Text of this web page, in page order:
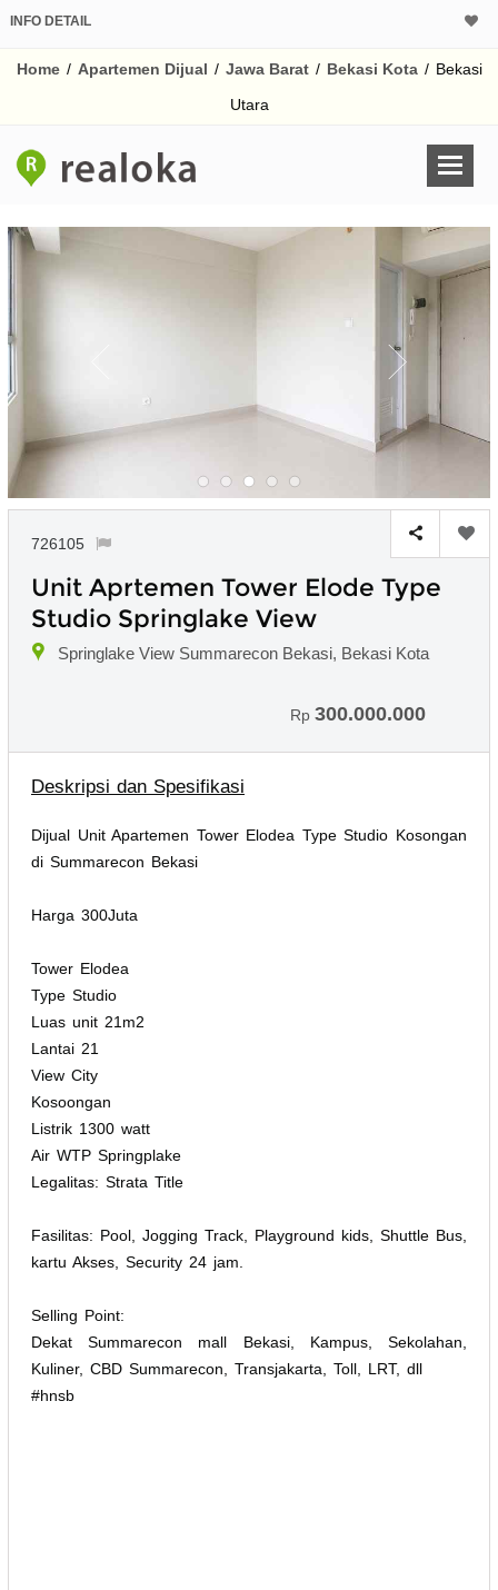
INFO DETAIL
Home / Apartemen Dijual / Jawa Barat / Bekasi Kota / Bekasi
Utara
726105
Unit Aprtemen Tower Elode Type
Studio Springlake View
Springlake View Summarecon Bekasi, Bekasi Kota
Rp 300.000.000
Deskripsi dan Spesifikasi
Dijual Unit Apartemen Tower Elodea Type Studio Kosongan
di Summarecon Bekasi
Harga 300Juta
Tower Elodea
Type Studio
Luas unit 21m2
Lantai 21
View City
Kosoongan
Listrik 1300 watt
Air WTP Springplake
Legalitas: Strata Title
Fasilitas: Pool, Jogging Track, Playground kids, Shuttle Bus,
kartu Akses, Security 24 jam.
Selling Point:
Dekat Summarecon mall Bekasi, Kampus, Sekolahan,
Kuliner, CBD Summarecon, Transjakarta, Toll, LRT, dll
#hnsb
Harga Rp
% /th
Untuk hasil simulasi
pada kotak-